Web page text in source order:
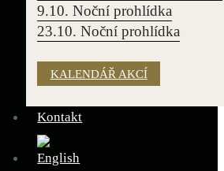
9.10. Noční prohlídka
23.10. Noční prohlídka
KALENDÁŘ AKCÍ
Kontakt